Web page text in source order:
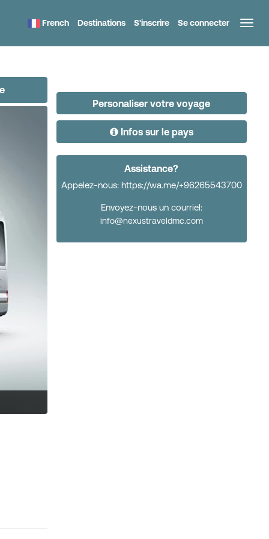
French Destinations Se connecter
S'inscrire
Personaliser votre voyage
Infos sur le pays
Assistance?
Appelez-nous: https://wa.me/+96265543700
Envoyez-nous un courriel:
info@nexustraveldmc.com